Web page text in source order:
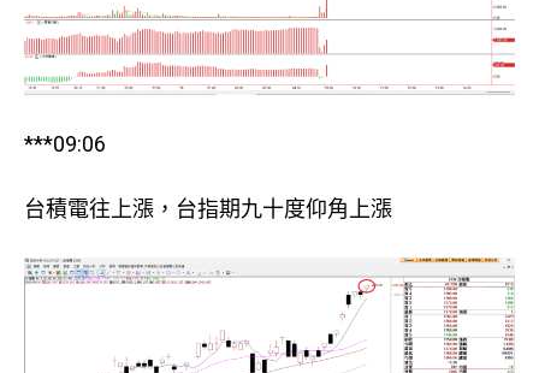
***09:06
台積電往上漲，台指期九十度仰角上漲